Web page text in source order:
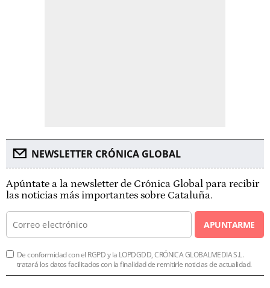
NEWSLETTER CRÓNICA GLOBAL
Apúntate a la newsletter de Crónica Global para recibir
las noticias más importantes sobre Cataluña.
APUNTARME
De conformidad con el RGPD y la LOPDGDD, CRÓNICA GLOBALMEDIA S.L.
tratará los datos facilitados con la finalidad de remitirle noticias de actualidad.